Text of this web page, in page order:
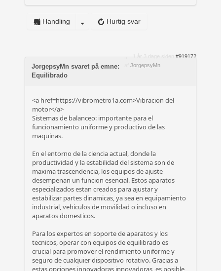
Hurtig svar
Handling
1 år 3 dage siden #919172
JorgepsyMn
JorgepsyMn svaret på emne:
Equilibrado
<a href=https://vibrometro1a.com>Vibracion del
motor</a>
Sistemas de balanceo: importante para el
funcionamiento uniforme y productivo de las
maquinas.
En el entorno de la ciencia actual, donde la
productividad y la estabilidad del sistema son de
maxima trascendencia, los equipos de ajuste
desempenan un funcion esencial. Estos aparatos
especializados estan creados para ajustar y
estabilizar partes dinamicas, ya sea en equipamiento
industrial, vehiculos de movilidad o incluso en
aparatos domesticos.
Para los expertos en soporte de aparatos y los
tecnicos, operar con equipos de equilibrado es
crucial para promover el rendimiento uniforme y
seguro de cualquier dispositivo rotativo. Gracias a
estas opciones innovadoras innovadoras, es posible